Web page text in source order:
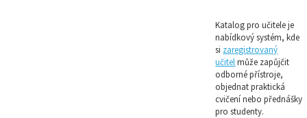
Katalog pro učitele je
nabídkový systém, kde
si zaregistrovaný
učitelmůže zapůjčit
odborné přístroje,
objednat praktická
cvičení nebo přednášky
pro studenty.